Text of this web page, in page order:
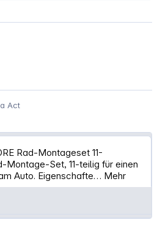
Act
Rad-Montageset 11-
Montage-Set, 11-teilig für einen
Auto. Eigenschafte… Mehr